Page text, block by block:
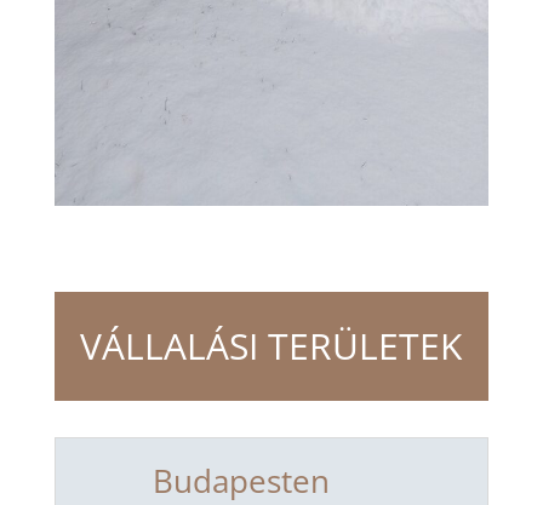
VÁLLALÁSI TERÜLETEK
Budapesten